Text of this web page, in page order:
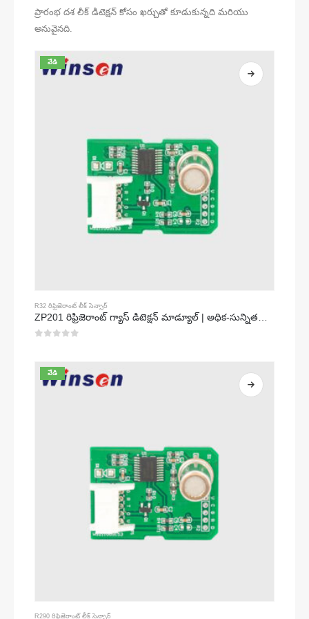
ప్రారంభ దశ లీక్ డిటెక్షన్ కోసం ఖర్చుతో కూడుకున్నది మరియు
అనువైనది.
వేడి
R32 రిఫ్రిజెరాంట్ లీక్ సెన్సార్
వేడి
R290 రిఫ్రిజెరాంట్ లీక్ సెన్సార్